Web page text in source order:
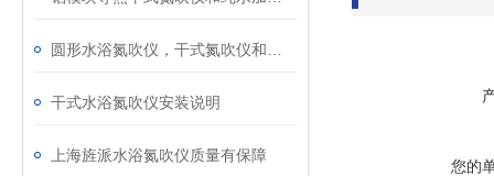
干式水浴氮吹仪安装说明
上海旌派水浴氮吹仪质量有保障
您的